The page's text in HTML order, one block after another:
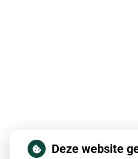
Deze website